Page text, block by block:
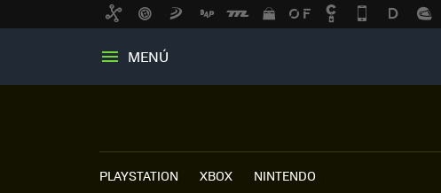
MENÚ
PLAYSTATION XBOX NINTENDO